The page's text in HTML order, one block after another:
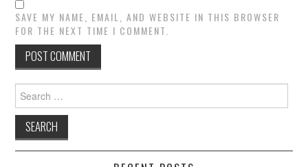
SAVE MY NAME, EMAIL, AND WEBSITE IN THIS BROWSER
FOR THE NEXT TIME I COMMENT.
for: